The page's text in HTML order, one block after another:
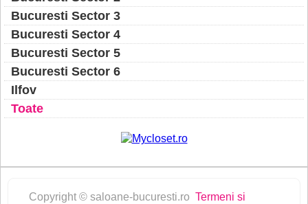
Bucuresti Sector 3
Bucuresti Sector 4
Bucuresti Sector 5
Bucuresti Sector 6
Ilfov
Toate
Copyright © saloane-bucuresti.ro Termeni si